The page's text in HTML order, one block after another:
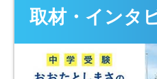
取材・インタ